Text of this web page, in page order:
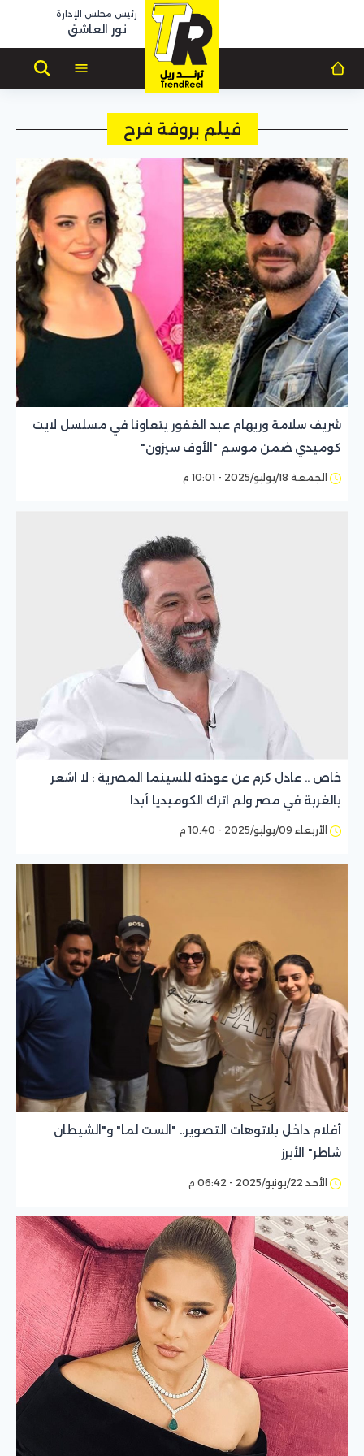
رئيس مجلس الإدارة
نور العاشق
فيلم بروفة فرح
شريف سلامة وريهام عبد الغفور يتعاونا في مسلسل لايت
كوميدي ضمن موسم "الأوف سيزون"
الجمعة 18/يوليو/2025 - 10:01 م
خاص .. عادل كرم عن عودته للسينما المصرية : لا اشعر
بالغربة في مصر ولم اترك الكوميديا أبدا
الأربعاء 09/يوليو/2025 - 10:40 م
أفلام داخل بلاتوهات التصوير.. "الست لما" و"الشيطان
شاطر" الأبرز
الأحد 22/يونيو/2025 - 06:42 م